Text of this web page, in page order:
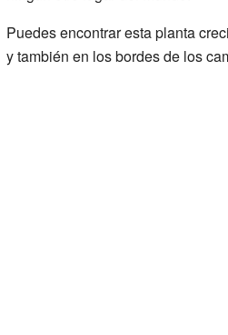
Puedes encontrar esta planta
y también en los bordes de los